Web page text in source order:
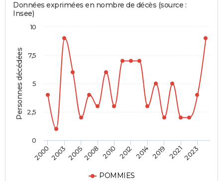
Personnes décédées
Données exprimées en nombre de décès (source :
Insee)
POMMIES
2000200320052008 2010 2012 2014 2019 20212023
0
2,5
5
7,5
10